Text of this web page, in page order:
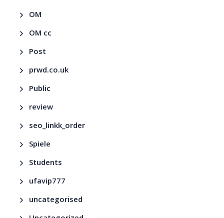
OM
OM cc
Post
prwd.co.uk
Public
review
seo_linkk_order
Spiele
Students
ufavip777
uncategorised